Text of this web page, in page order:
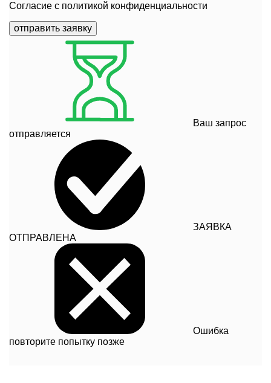
Согласие с политикой конфиденциальности
отправить заявку
Ваш запрос
отправляется
ЗАЯВКА
ОТПРАВЛЕНА
Ошибка
повторите попытку позже